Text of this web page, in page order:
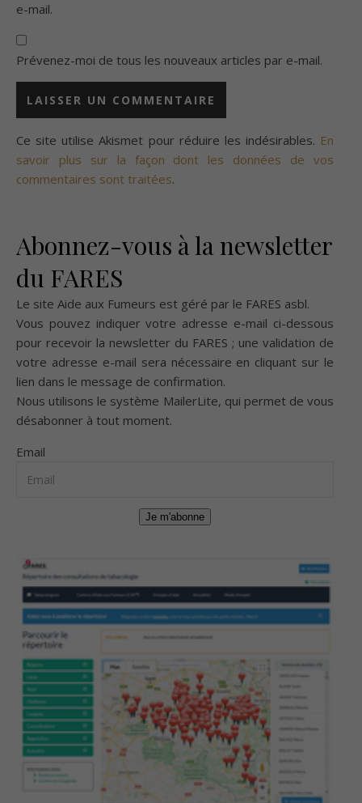
e-mail.
Prévenez-moi de tous les nouveaux articles par e-mail.
Ce site utilise Akismet pour réduire les indésirables. En
savoir plus sur la façon dont les données de vos
commentaires sont traitées.
Abonnez-vous à la newsletter
du FARES
Le site Aide aux Fumeurs est géré par le FARES asbl.
Vous pouvez indiquer votre adresse e-mail ci-dessous
pour recevoir la newsletter du FARES ; une validation de
votre adresse e-mail sera nécessaire en cliquant sur le
lien dans le message de confirmation.
Nous utilisons le système MailerLite, qui permet de vous
désabonner à tout moment.
Email
Je m'abonne